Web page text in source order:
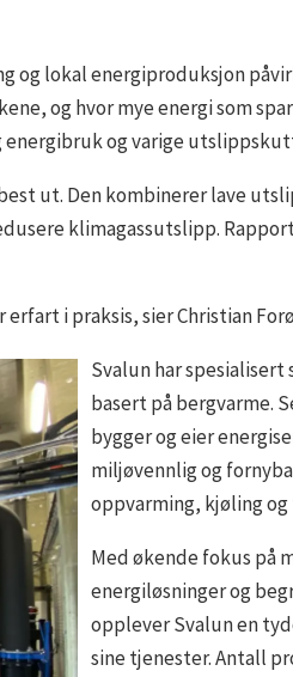
og lokal energiproduksjon
og hvor mye energi som
og varige
ut. Den kombinerer lave
klimagassutslipp.
i praksis, sier Christian
Svalun har
basert på bergvarme.
bygger og eier
miljøvennlig og
oppvarming, kjøling og
Med økende fokus på
energiløsninger og
opplever Svalun en
sine tjenester. Antall